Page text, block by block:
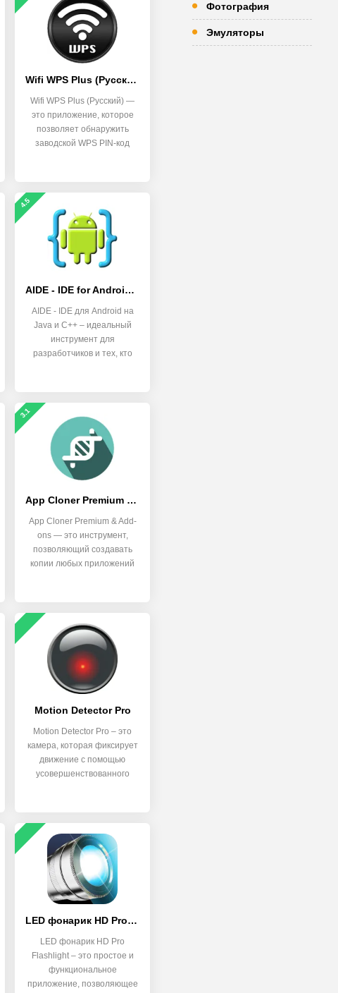
Wifi WPS Plus (Русский)
Wifi WPS Plus (Русский) —
это приложение, которое
позволяет обнаружить
заводской WPS PIN-код
4.5
AIDE - IDE for Android Java C++
AIDE - IDE для Android на
Java и C++ – идеальный
инструмент для
разработчиков и тех, кто
3.1
App Cloner Premium & Add-ons
App Cloner Premium & Add-
ons — это инструмент,
позволяющий создавать
копии любых приложений
Motion Detector Pro
Motion Detector Pro – это
камера, которая фиксирует
движение с помощью
усовершенствованного
LED фонарик HD Pro Flashlight
LED фонарик HD Pro
Flashlight – это простое и
функциональное
приложение, позволяющее
Фотография
Эмуляторы